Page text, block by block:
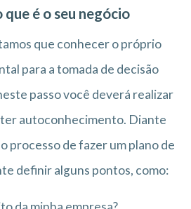
que é o seu negócio
que conhecer o próprio
para a tomada de decisão
passo você deverá realizar
autoconhecimento. Diante
processo de fazer um plano de
definir alguns pontos, como: